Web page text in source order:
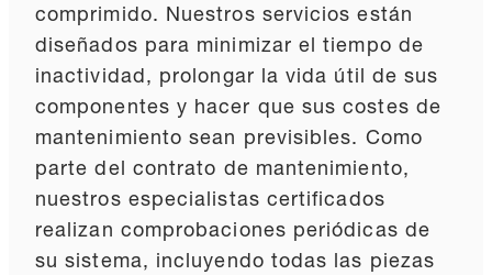
comprimido. Nuestros servicios están
diseñados para minimizar el tiempo de
inactividad, prolongar la vida útil de sus
componentes y hacer que sus costes de
mantenimiento sean previsibles. Como
parte del contrato de mantenimiento,
nuestros especialistas certificados
realizan comprobaciones periódicas de
su sistema, incluyendo todas las piezas